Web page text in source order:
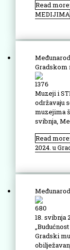
Read
MEDIJIMA
Gradskom
1376
Muzeji i
održavaju
muzejima
svibnja,
Read
2024. u
680
18. svibnja
Gradski